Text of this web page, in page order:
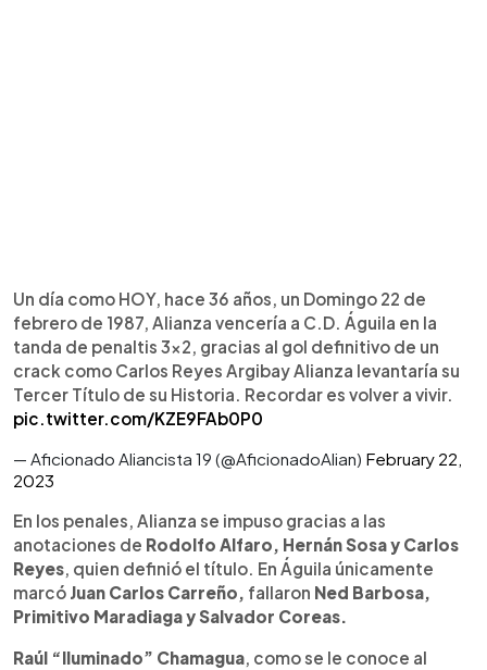
Un día como HOY, hace 36 años, un Domingo 22 de
febrero de 1987, Alianza vencería a C.D. Águila en la
tanda de penaltis 3x2, gracias al gol definitivo de un
crack como Carlos Reyes Argibay Alianza levantaría su
Tercer Título de su Historia. Recordar es volver a vivir.
pic.twitter.com/KZE9FAb0P0
— Aficionado Aliancista 19 (@AficionadoAlian) February 22,
2023
En los penales, Alianza se impuso gracias a las
anotaciones de Rodolfo Alfaro, Hernán Sosa y Carlos
Reyes, quien definió el título. En Águila únicamente
marcó Juan Carlos Carreño, fallaron Ned Barbosa,
Primitivo Maradiaga y Salvador Coreas.
Raúl “Iluminado” Chamagua, como se le conoce al